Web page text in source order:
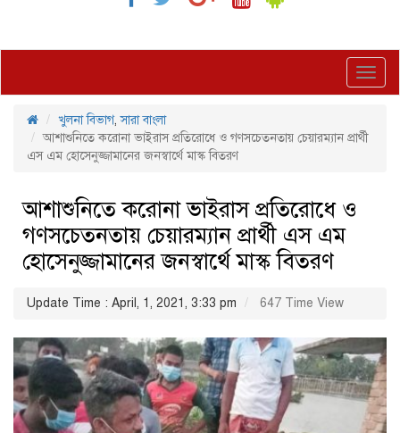
খুলনা বিভাগ,সারা বাংলা
আশাশুনিতে করোনা ভাইরাস প্রতিরোধে ও গণসচেতনতায় চেয়ারম্যান প্রার্থী
এস এম হোসেনুজ্জামানের জনস্বার্থে মাস্ক বিতরণ
আশাশুনিতে করোনা ভাইরাস প্রতিরোধে ও
গণসচেতনতায় চেয়ারম্যান প্রার্থী এস এম
হোসেনুজ্জামানের জনস্বার্থে মাস্ক বিতরণ
Update Time : April, 1, 2021, 3:33 pm 647 Time View